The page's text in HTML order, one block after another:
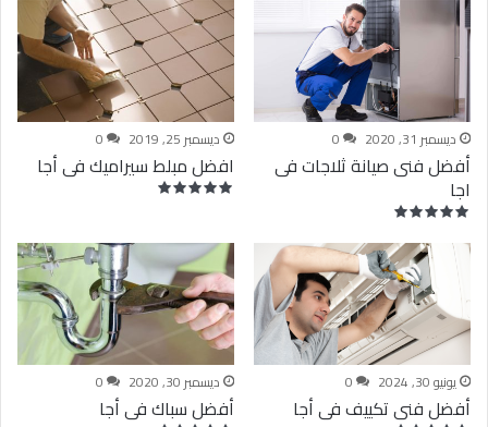
ديسمبر 31, 2020 0
أفضل فنى صيانة ثلاجات فى
اجا
ديسمبر 25, 2019 0
افضل مبلط سيراميك فى أجا
يونيو 30, 2024 0
أفضل فنى تكييف فى أجا
ديسمبر 30, 2020 0
أفضل سباك فى أجا